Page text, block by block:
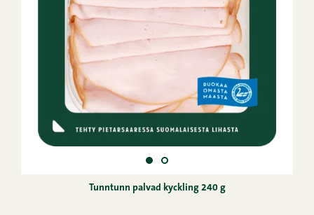
Tunntunn palvad kyckling 240 g